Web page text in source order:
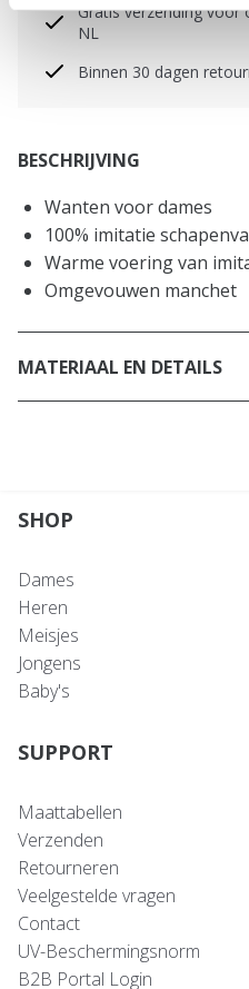
Gratis verzending voor
NL
Binnen 30 dagen
BESCHRIJVING
Wanten voor dames
100% imitatie
Warme voering van
Omgevouwen manchet
MATERIAAL EN DETAILS
SHOP
Dames
Heren
Meisjes
Jongens
Baby's
SUPPORT
Maattabellen
Verzenden
Retourneren
Veelgestelde vragen
Contact
UV-Beschermingsnorm
B2B Portal Login